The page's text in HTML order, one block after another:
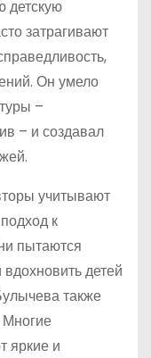
детскую
затрагивают
Он умело
–
– и создавал
учитывают
к
пытаются
детей
также
Многие
яркие и